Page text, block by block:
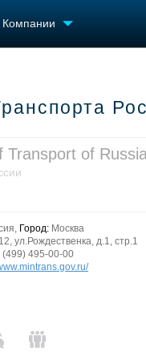
Компании
Личности
Transport of Russia
Город: Москва
ул.Рождественка, д.1, стр.1
(499) 495-00-00